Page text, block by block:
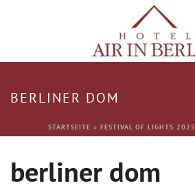
BERLINER DOM
STARTSEITE » FESTIVAL OF LIGHTS 2025
berliner dom